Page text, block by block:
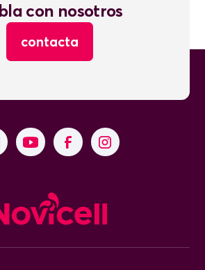
con nosotros
contacta